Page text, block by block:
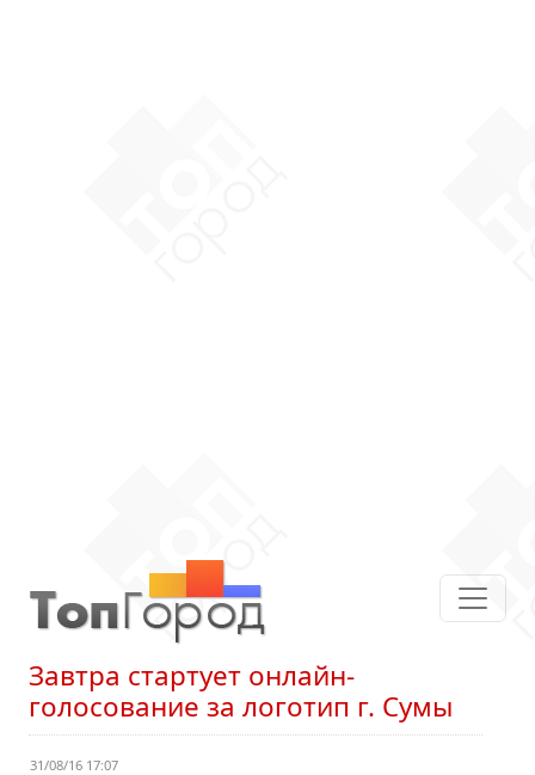
Завтра стартует онлайн-
голосование за логотип г. Сумы
31/08/16 17:07